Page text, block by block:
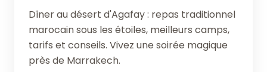
Dîner au désert d'Agafay : repas traditionnel
marocain sous les étoiles, meilleurs camps,
tarifs et conseils. Vivez une soirée magique
près de Marrakech.